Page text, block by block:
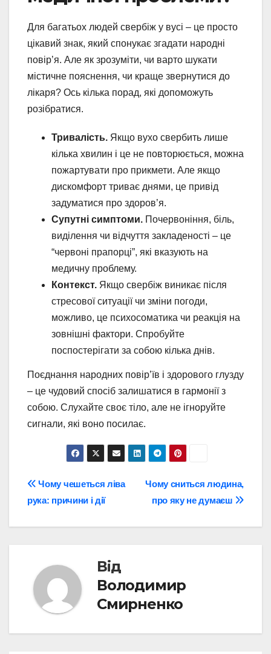
Для багатьох людей свербіж у вусі – це просто
цікавий знак, який спонукає згадати народні
повір’я. Але як зрозуміти, чи варто шукати
містичне пояснення, чи краще звернутися до
лікаря? Ось кілька порад, які допоможуть
розібратися.
Тривалість. Якщо вухо свербить лише
кілька хвилин і це не повторюється, можна
пожартувати про прикмети. Але якщо
дискомфорт триває днями, це привід
задуматися про здоров’я.
Супутні симптоми. Почервоніння, біль,
виділення чи відчуття закладеності – це
“червоні прапорці”, які вказують на
медичну проблему.
Контекст. Якщо свербіж виникає після
стресової ситуації чи зміни погоди,
можливо, це психосоматика чи реакція на
зовнішні фактори. Спробуйте
поспостерігати за собою кілька днів.
Поєднання народних повір’їв і здорового глузду
– це чудовий спосіб залишатися в гармонії з
собою. Слухайте своє тіло, але не ігноруйте
сигнали, які воно посилає.
Навігація
записів
Чому сниться людина,
про яку не думаєш
Чому чешеться ліва
рука: причини і дії
Від
Володимир
Смирненко